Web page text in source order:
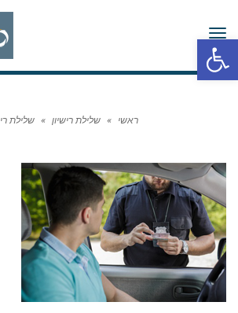
פתח סרגל נגישות
תפריט
ראשי » שלילת רישיון » שלילת